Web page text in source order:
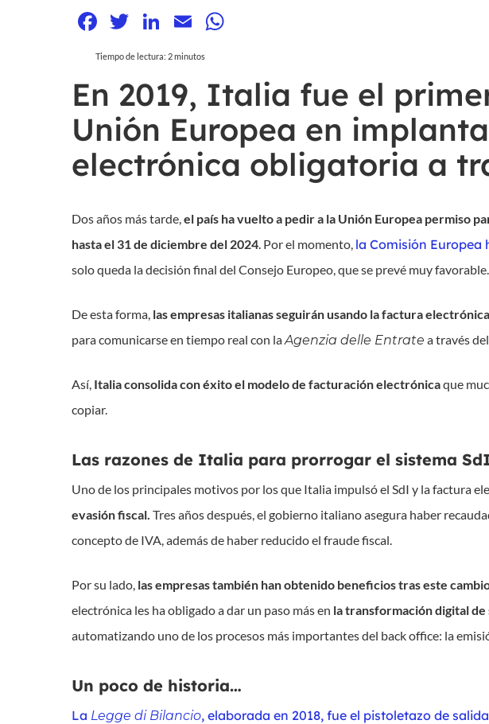
Hit enter to search or ESC to close
Facebook
Twitter
LinkedIn
Email
Tiempo de lectura: 2minutos
En 2019, Italia fue el
Unión Europea en
electrónica obligatoria a
Dos años más tarde,el país ha vuelto a pedir a la Unión Europea permiso
hasta el 31 de diciembre del 2024. Por el momento, la Comisión Europea
solo queda la decisión final del Consejo Europeo, que se prevé muy favorable.
De esta forma, las empresas italianas seguirán usando la factura
para comunicarse en tiempo real con laAgenzia delle Entrate a través del
Así, Italia consolida con éxito el modelo de facturación electrónicaque
copiar.
Las razones de Italia para prorrogar el sistema
Uno de los principales motivos por los que Italia impulsó el SdI y la factura
evasión fiscal. Tres años después, el gobierno italiano asegura haber
concepto de IVA, además de haber reducido el fraude fiscal.
Por su lado, las empresas también han obtenido beneficios tras este
electrónica les ha obligado a dar un paso más en la transformación digital de
automatizando uno de los procesos más importantes del back office: la
Un poco de historia…
La Legge di Bilancio, elaborada en 2018, fue el pistoletazo de